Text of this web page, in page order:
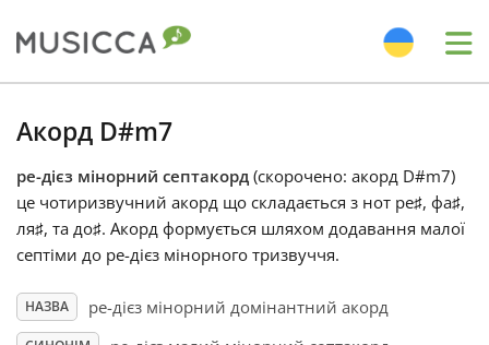
Български
Dansk
Deutsch
Акорд D#m7
ре-дієз мінорний септакорд (скорочено: акорд D#m7)
це чотиризвучний акорд що складається з нот ре♯, фа♯,
ля♯, та до♯. Акорд формується шляхом додавання малої
септіми до ре-дієз мінорного тризвуччя.
НАЗВА ре-дієз мінорний домінантний акорд